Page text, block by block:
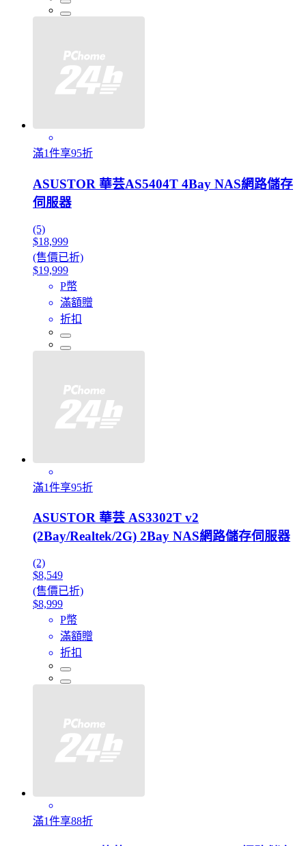
滿1件享95折
ASUSTOR 華芸AS5404T 4Bay NAS網路儲存
伺服器
(5)
$18,999
(售價已折)
$19,999
P幣
滿額贈
折扣
滿1件享95折
ASUSTOR 華芸 AS3302T v2
(2Bay/Realtek/2G) 2Bay NAS網路儲存伺服器
(2)
$8,549
(售價已折)
$8,999
P幣
滿額贈
折扣
滿1件享88折